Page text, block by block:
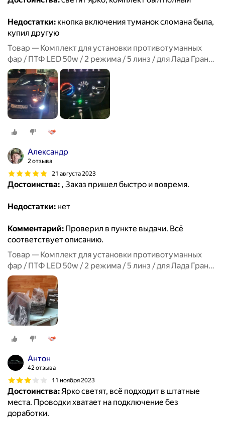
Недостатки: кнопка включения туманок сломана была,
купил другую
Товар — Комплект для установки противотуманных
фар / ПТФ LED 50w / 2 режима / 5 линз / для Лада Гранта
ФЛ, Lada Granta FL
Александр
2 отзыва
21 августа 2023
Достоинства: , Заказ пришел быстро и вовремя.
Недостатки: нет
Комментарий: Проверил в пункте выдачи. Всё
соответствует описанию.
Товар — Комплект для установки противотуманных
фар / ПТФ LED 50w / 2 режима / 5 линз / для Лада Гранта
ФЛ, Lada Granta FL
Антон
42 отзыва
11 ноября 2023
Достоинства:Ярко светят, всё подходит в штатные
места. Проводки хватает на подключение без
доработки.